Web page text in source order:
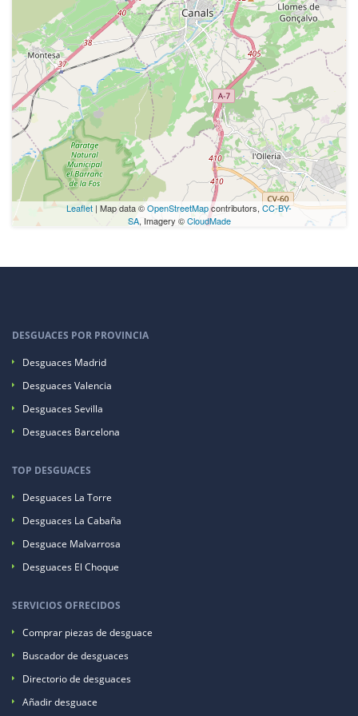
Leaflet | Map data ©OpenStreetMapcontributors, CC-BY-
SA, Imagery ©CloudMade
DESGUACES POR PROVINCIA
Desguaces Madrid
Desguaces Valencia
Desguaces Sevilla
Desguaces Barcelona
TOP DESGUACES
Desguaces La Torre
Desguaces La Cabaña
Desguace Malvarrosa
Desguaces El Choque
SERVICIOS OFRECIDOS
Comprar piezas de desguace
Buscador de desguaces
Directorio de desguaces
Añadir desguace